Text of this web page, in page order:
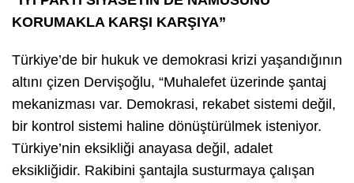
KORUMAKLA KARŞI KARŞIYA”
Türkiye’de bir hukuk ve demokrasi krizi yaşandığının
altını çizen Dervişoğlu, “Muhalefet üzerinde şantaj
mekanizması var. Demokrasi, rekabet sistemi değil,
bir kontrol sistemi haline dönüştürülmek isteniyor.
Türkiye’nin eksikliği anayasa değil, adalet
eksikliğidir. Rakibini şantajla susturmaya çalışan